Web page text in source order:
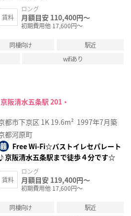
賃料
ロング
月額目安 110,400円～
初期費用他 17,600円～
同棲向け
駅近
wifiあり
阪清水五条駅 201・
都市下京区 1K 19.6m² 1997年7月築
都河原町
Free Wi-Fi☆バストイレセパレート
♪京阪清水五条駅まで徒歩４分です☆
賃料
ロング
月額目安 119,400円～
初期費用他 17,600円～
同棲向け
駅近